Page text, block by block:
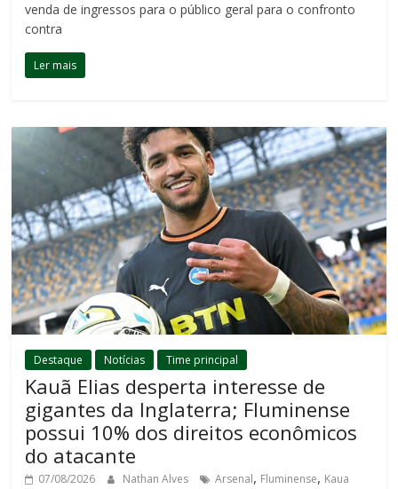
venda de ingressos para o público geral para o confronto
contra
Ler mais
Destaque Notícias Time principal
Kauã Elias desperta interesse de
gigantes da Inglaterra; Fluminense
possui 10% dos direitos econômicos
do atacante
07/08/2026 Nathan Alves Arsenal, Fluminense, Kaua